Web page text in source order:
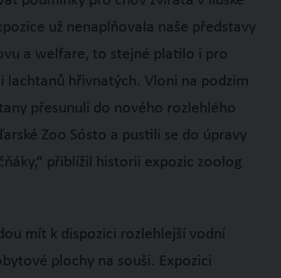
už nenaplňovala naše představy
a welfare, to stejné platilo i pro
lachtanů hřivnatých. Vloni na podzim
přesunuli do nového rozlehlého
Zoo Sósto a pustili se do úpravy
přiblížil historii expozic zoolog
mít k dispozici rozlehlejší vodní
plochy na souši. Expozici